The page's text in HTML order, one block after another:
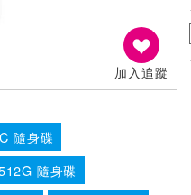
加入追蹤
隨身碟
隨身碟